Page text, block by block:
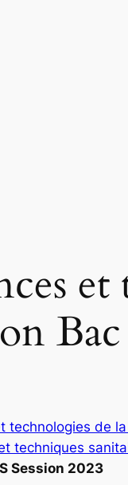
technologies de
techniques
Session 2023